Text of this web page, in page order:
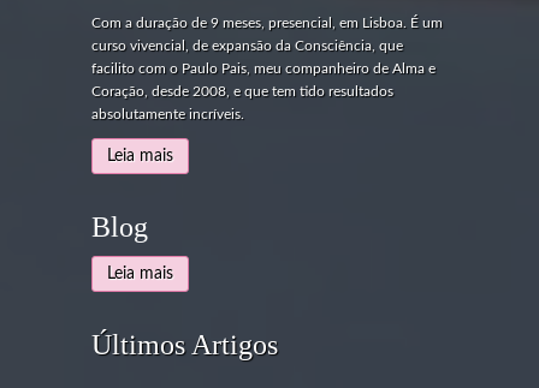
Com a duração de 9 meses, presencial, em Lisboa. É um
curso vivencial, de expansão da Consciência, que
facilito com o Paulo Pais, meu companheiro de Alma e
Coração, desde 2008, e que tem tido resultados
absolutamente incríveis.
Leia mais
Blog
Leia mais
Últimos Artigos